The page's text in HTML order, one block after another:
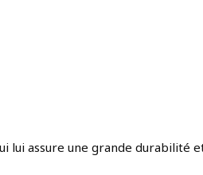
lui assure une grande durabilité